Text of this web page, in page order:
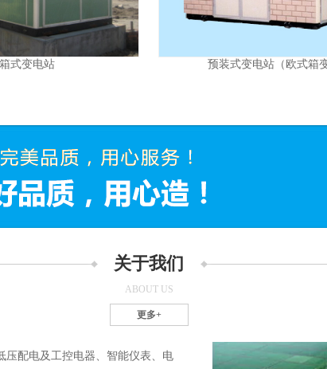
箱式变电站 预装式变电站（欧式箱
关于我们
ABOUT US
更多+
压配电及工控电器、智能仪表、电